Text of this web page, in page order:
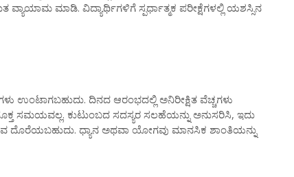
ಮಾಡಿ. ವಿದ್ಯಾರ್ಥಿಗಳಿಗೆ ಸ್ಪರ್ಧಾತ್ಮಕ ಪರೀಕ್ಷೆಗಳಲ್ಲಿ ಯಶಸ್ಸಿನ
ಉಂಟಾಗಬಹುದು. ದಿನದ ಆರಂಭದಲ್ಲಿ ಅನಿರೀಕ್ಷಿತ ವೆಚ್ಚಗಳು
ಸಮಯವಲ್ಲ. ಕುಟುಂಬದ ಸದಸ್ಯರ ಸಲಹೆಯನ್ನು ಅನುಸರಿಸಿ, ಇದು
ದೊರೆಯಬಹುದು. ಧ್ಯಾನ ಅಥವಾ ಯೋಗವು ಮಾನಸಿಕ ಶಾಂತಿಯನ್ನು